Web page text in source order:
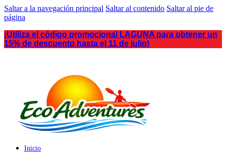
Saltar a la navegación principal Saltar al contenido Saltar al pie de
página
¡Utiliza el código promocional LAGUNA para obtener un
15% de descuento hasta el 11 de julio!
Inicio